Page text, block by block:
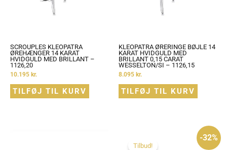
SCROUPLES KLEOPATRA
ØREHÆNGER 14 KARAT
HVIDGULD MED BRILLANT –
1126,20
10.195 kr.
TILFØJ TIL KURV
KLEOPATRA ØRERINGE BØJLE 14
KARAT HVIDGULD MED
BRILLANT 0,15 CARAT
WESSELTON/SI – 1126,15
8.095 kr.
TILFØJ TIL KURV
-32%
Tilbud!pris
var: